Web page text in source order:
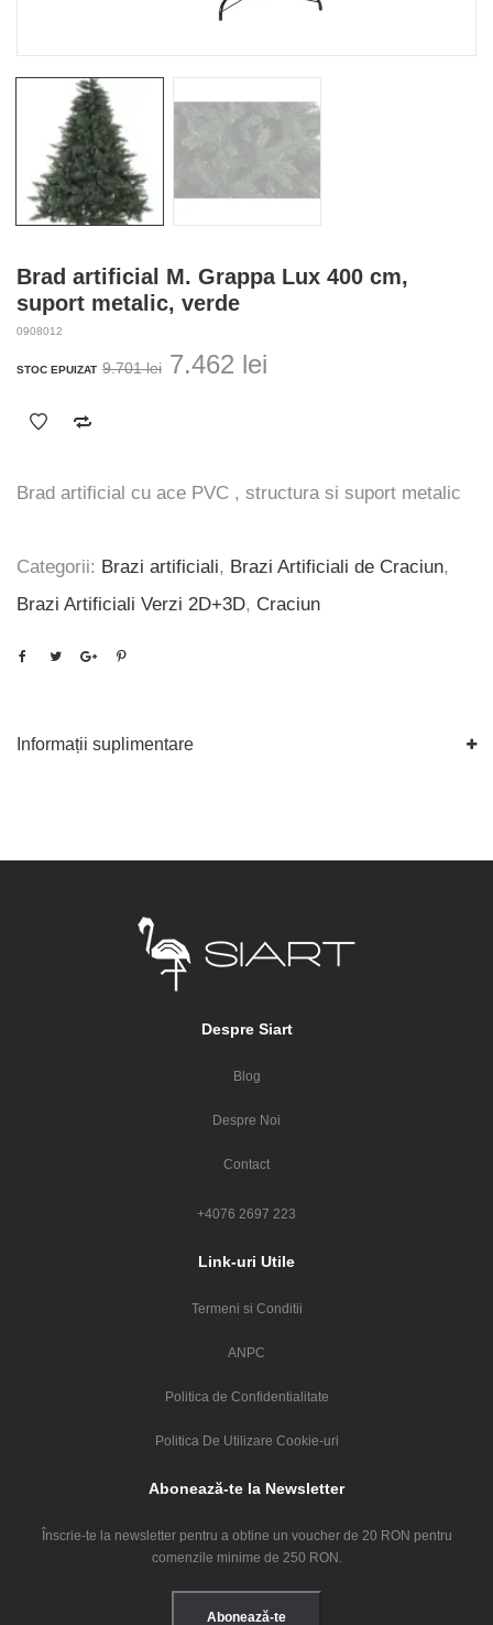
Brad artificial M. Grappa Lux 400 cm,
suport metalic, verde
0908012
STOC EPUIZAT 9.701lei Prețul
7.462 lei
Brad artificial cu ace PVC , structura si suport metalic
Categorii: Brazi artificiali, Brazi Artificiali de Craciun,
Brazi Artificiali Verzi 2D+3D, Craciun
Informații suplimentare
Despre Siart
Blog
Despre Noi
Contact
+4076 2697 223
Link-uri Utile
Termeni si Conditii
ANPC
Politica de Confidentialitate
Politica De Utilizare Cookie-uri
Abonează-te la Newsletter
Înscrie-te la newsletter pentru a obtine un voucher de 20 RON pentru
comenzile minime de 250 RON.
Abonează-te